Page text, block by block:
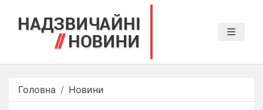
Головна Новини